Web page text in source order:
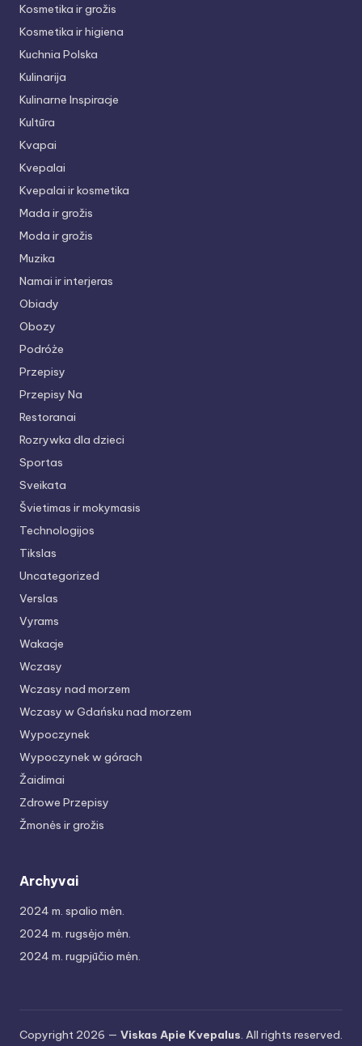
Kosmetika ir grožis
Kosmetika ir higiena
Kuchnia Polska
Kulinarija
Kulinarne Inspiracje
Kultūra
Kvapai
Kvepalai
Kvepalai ir kosmetika
Mada ir grožis
Moda ir grožis
Muzika
Namai ir interjeras
Obiady
Obozy
Podróże
Przepisy
Przepisy Na
Restoranai
Rozrywka dla dzieci
Sportas
Sveikata
Švietimas ir mokymasis
Technologijos
Tikslas
Uncategorized
Verslas
Vyrams
Wakacje
Wczasy
Wczasy nad morzem
Wczasy w Gdańsku nad morzem
Wypoczynek
Wypoczynek w górach
Žaidimai
Zdrowe Przepisy
Žmonės ir grožis
Archyvai
2024 m. spalio mėn.
2024 m. rugsėjo mėn.
2024 m. rugpjūčio mėn.
Copyright 2026 — Viskas Apie Kvepalus. All rights reserved.